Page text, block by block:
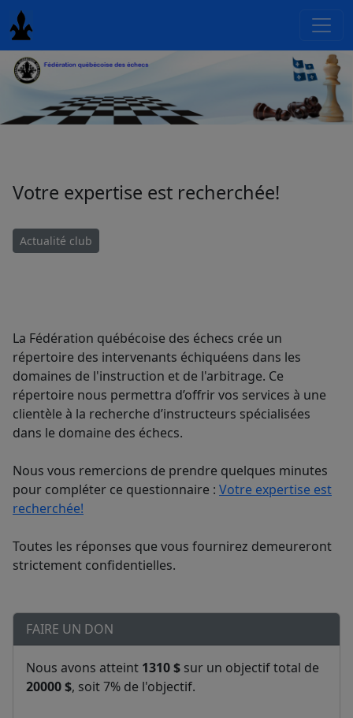
Votre expertise est recherchée!
Actualité club
La Fédération québécoise des échecs crée un
répertoire des intervenants échiquéens dans les
domaines de l'instruction et de l'arbitrage. Ce
répertoire nous permettra d’offrir vos services à une
clientèle à la recherche d’instructeurs spécialisées
dans le domaine des échecs.
Nous vous remercions de prendre quelques minutes
pour compléter ce questionnaire : Votre expertise est
recherchée!
Toutes les réponses que vous fournirez demeureront
strictement confidentielles.
FAIRE UN DON
Nous avons atteint 1310 $ sur un objectif total de
20000 $, soit 7% de l'objectif.